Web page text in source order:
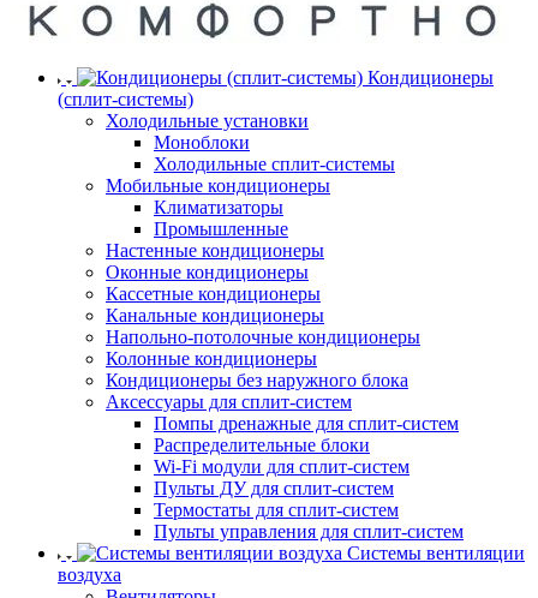
Кондиционеры
(сплит-системы)
Холодильные установки
Моноблоки
Холодильные сплит-системы
Мобильные кондиционеры
Климатизаторы
Промышленные
Настенные кондиционеры
Оконные кондиционеры
Кассетные кондиционеры
Канальные кондиционеры
Напольно-потолочные кондиционеры
Колонные кондиционеры
Кондиционеры без наружного блока
Аксессуары для сплит-систем
Помпы дренажные для сплит-систем
Распределительные блоки
Wi-Fi модули для сплит-систем
Пульты ДУ для сплит-систем
Термостаты для сплит-систем
Пульты управления для сплит-систем
Системы вентиляции
воздуха